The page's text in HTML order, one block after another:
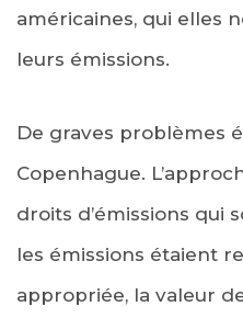
américaines, qui elles
leurs émissions.
De graves problèmes
Copenhague.
droits d’émissions qui
les émissions étaient
appropriée, la valeur